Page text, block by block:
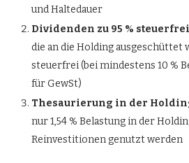
und Haltedauer
Dividenden zu 95 % steuerfrei
die an die Holding ausgeschüttet
steuerfrei (bei mindestens 10 %
für GewSt)
Thesaurierung in der
nur 1,54 % Belastung in der
Reinvestitionen genutzt werden